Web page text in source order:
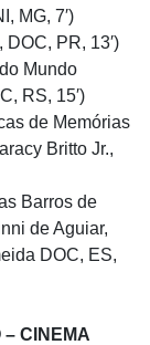
MG, 7′)
PR, 13′)
Mundo
RS, 15′)
de Memórias
Britto Jr.,
Barros de
de Aguiar,
DOC, ES,
– CINEMA